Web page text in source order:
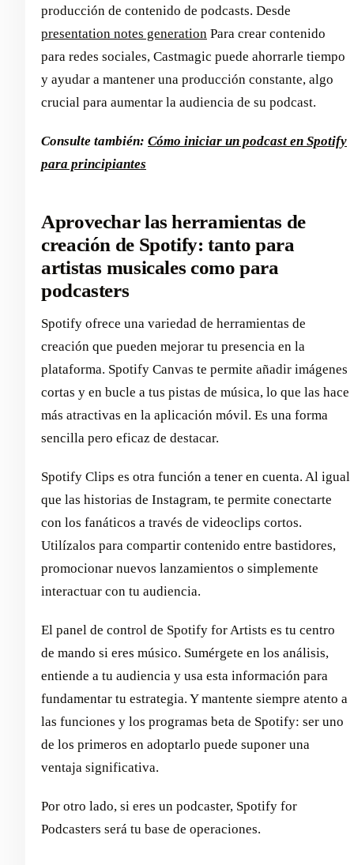
producción de contenido de podcasts. Desde
presentation notes generation Para crear contenido
para redes sociales, Castmagic puede ahorrarle tiempo
y ayudar a mantener una producción constante, algo
crucial para aumentar la audiencia de su podcast.
Consulte también: Cómo iniciar un podcast en Spotify
para principiantes
Aprovechar las herramientas de
creación de Spotify: tanto para
artistas musicales como para
podcasters
Spotify ofrece una variedad de herramientas de
creación que pueden mejorar tu presencia en la
plataforma. Spotify Canvas te permite añadir imágenes
cortas y en bucle a tus pistas de música, lo que las hace
más atractivas en la aplicación móvil. Es una forma
sencilla pero eficaz de destacar.
Spotify Clips es otra función a tener en cuenta. Al igual
que las historias de Instagram, te permite conectarte
con los fanáticos a través de videoclips cortos.
Utilízalos para compartir contenido entre bastidores,
promocionar nuevos lanzamientos o simplemente
interactuar con tu audiencia.
El panel de control de Spotify for Artists es tu centro
de mando si eres músico. Sumérgete en los análisis,
entiende a tu audiencia y usa esta información para
fundamentar tu estrategia. Y mantente siempre atento a
las funciones y los programas beta de Spotify: ser uno
de los primeros en adoptarlo puede suponer una
ventaja significativa.
Por otro lado, si eres un podcaster, Spotify for
Podcasters será tu base de operaciones.